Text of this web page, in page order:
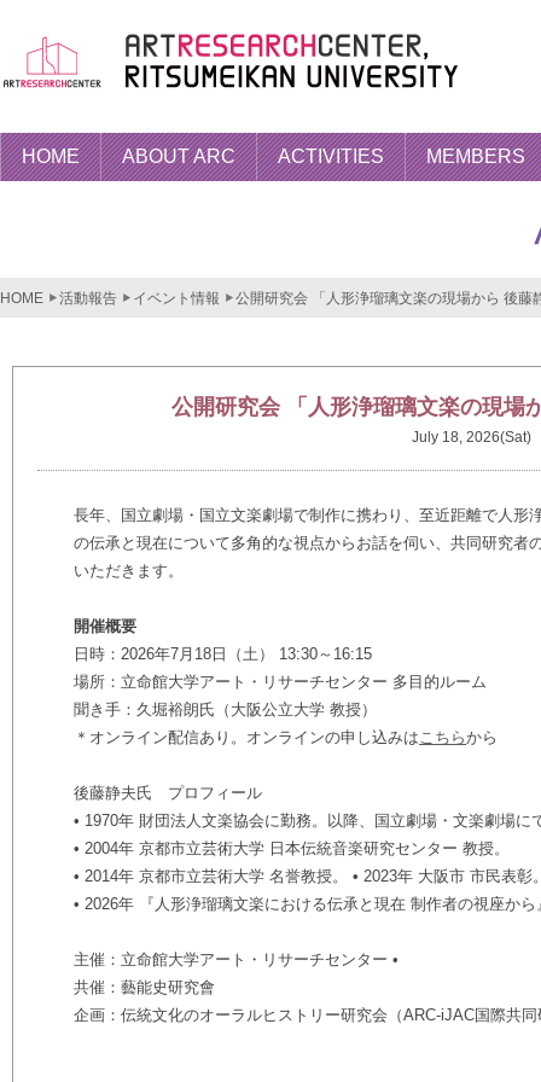
HOME ABOUT ARC ACTIVITIES MEMBERS
HOME 活動報告 イベント情報 公開研究会 「人形浄瑠璃文楽の現場から 後藤
公開研究会 「人形浄瑠璃文楽の現場
July 18, 2026(Sat)
長年、国立劇場・国立文楽劇場で制作に携わり、至近距離で人形
の伝承と現在について多角的な視点からお話を伺い、共同研究者
いただきます。
開催概要
日時：2026年7月18日（土） 13:30～16:15
場所：立命館大学アート・リサーチセンター 多目的ルーム
聞き手：久堀裕朗氏（大阪公立大学 教授）
＊オンライン配信あり。オンラインの申し込みは こちらから
後藤静夫氏 プロフィール
• 1970年 財団法人文楽協会に勤務。以降、国立劇場・文楽劇場に
• 2004年 京都市立芸術大学 日本伝統音楽研究センター 教授。
• 2014年 京都市立芸術大学 名誉教授。 • 2023年 大阪市 市民表彰
• 2026年 『人形浄瑠璃文楽における伝承と現在 制作者の視座か
主催：立命館大学アート・リサーチセンター •
共催：藝能史研究會
企画：伝統文化のオーラルヒストリー研究会（ARC-iJAC国際共同